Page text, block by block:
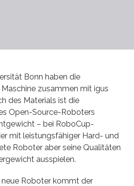
Bonn haben die
zusammen mit igus
des Materials ist die
Open-Source-Roboters
– bei RoboCup-
mit leistungsfähiger Hard- und
Roboter aber seine Qualitäten
ausspielen.
Roboter kommt der